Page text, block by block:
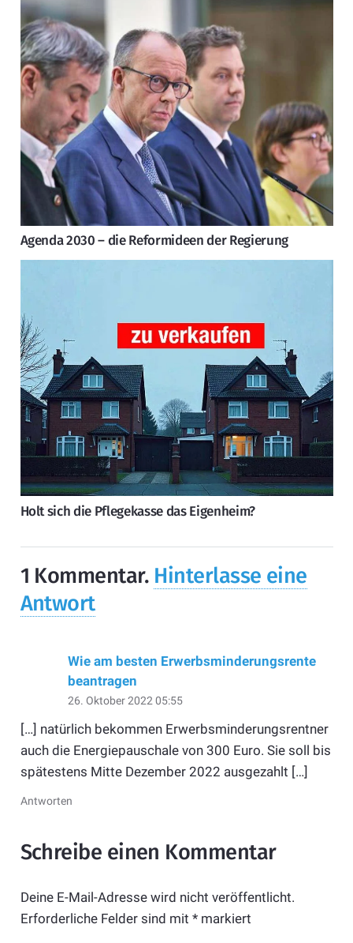
Agenda 2030 – die Reformideen der Regierung
Holt sich die Pflegekasse das Eigenheim?
1 Kommentar. Hinterlasse eine
Antwort
Wie am besten Erwerbsminderungsrente
beantragen
26. Oktober 2022 05:55
[…] natürlich bekommen Erwerbsminderungsrentner
auch die Energiepauschale von 300 Euro. Sie soll bis
spätestens Mitte Dezember 2022 ausgezahlt […]
Antworten
Schreibe einen Kommentar
Deine E-Mail-Adresse wird nicht veröffentlicht.
Erforderliche Felder sind mit *markiert